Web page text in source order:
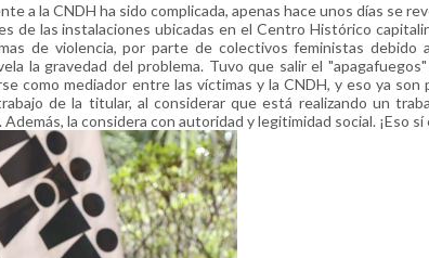
a la CNDH ha sido complicada, apenas hace unos días se
de las instalaciones ubicadas en el Centro Histórico
de violencia, por parte de colectivos feministas debido
la gravedad del problema. Tuvo que salir el
como mediador entre las víctimas y la CNDH, y eso ya son
de la titular, al considerar que está realizando un
la considera con autoridad y legitimidad social. ¡Eso sí